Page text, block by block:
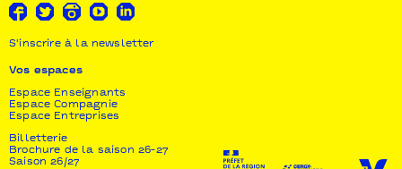
S'inscrire à la newsletter
Vos espaces
Espace Enseignants
Espace Compagnie
Espace Entreprises
Billetterie
Brochure de la saison 26-27
Saison 26/27